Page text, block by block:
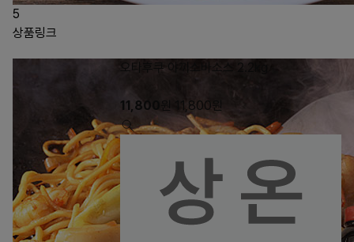
5
상품링크
오타후쿠 야끼소바소스 2.2kg
11,800 11,800원